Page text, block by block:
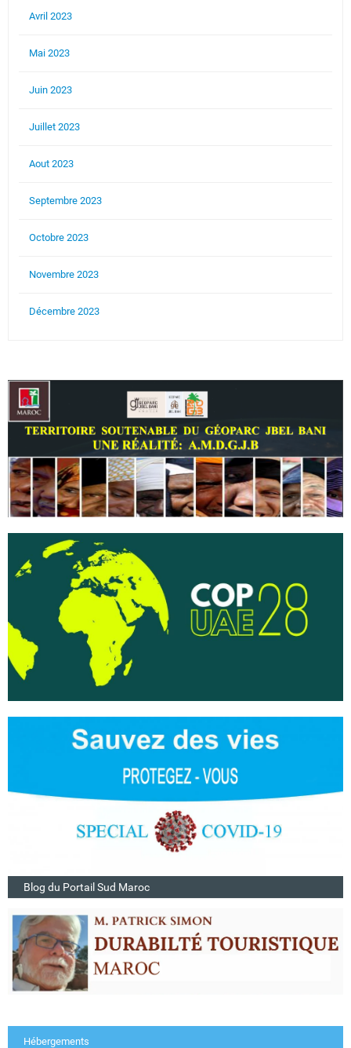
Avril 2023
Mai 2023
Juin 2023
Juillet 2023
Aout 2023
Septembre 2023
Octobre 2023
Novembre 2023
Décembre 2023
Blog du Portail Sud Maroc
Hébergements